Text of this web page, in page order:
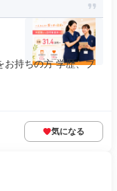
お持ちの方 学歴、ブ
気になる